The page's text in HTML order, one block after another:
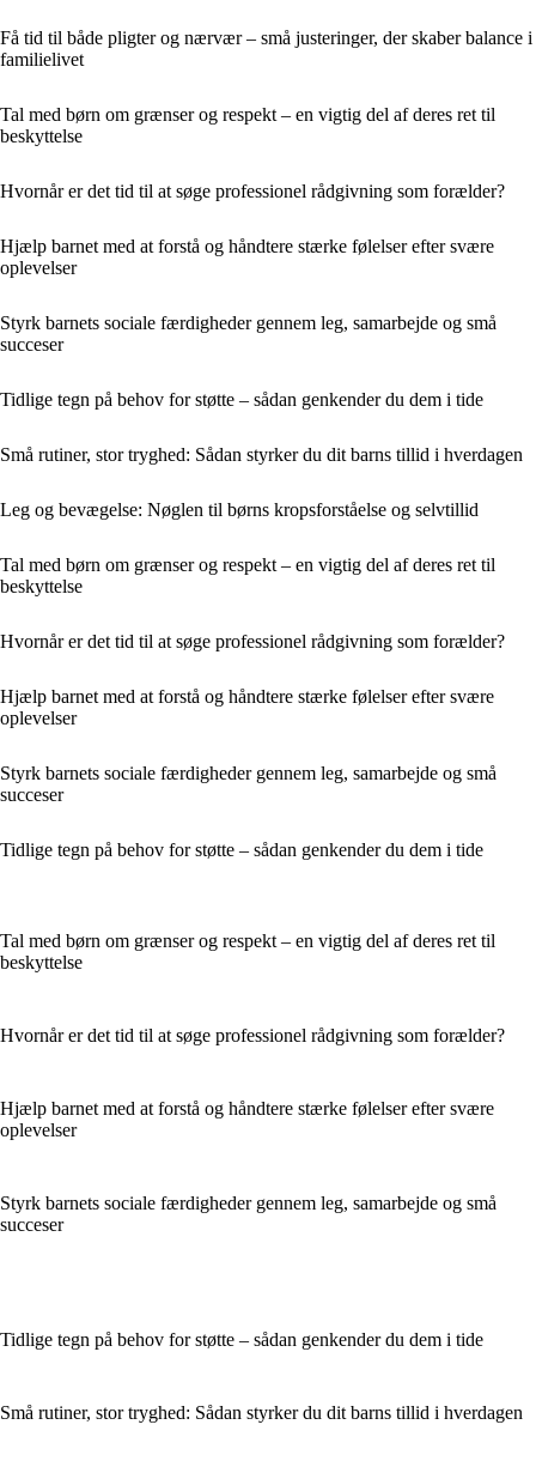
Få tid til både pligter og nærvær – små justeringer, der skaber balance i
familielivet
Tal med børn om grænser og respekt – en vigtig del af deres ret til
beskyttelse
Hvornår er det tid til at søge professionel rådgivning som forælder?
Hjælp barnet med at forstå og håndtere stærke følelser efter svære
oplevelser
Styrk barnets sociale færdigheder gennem leg, samarbejde og små
succeser
Tidlige tegn på behov for støtte – sådan genkender du dem i tide
Små rutiner, stor tryghed: Sådan styrker du dit barns tillid i hverdagen
Leg og bevægelse: Nøglen til børns kropsforståelse og selvtillid
Tal med børn om grænser og respekt – en vigtig del af deres ret til
beskyttelse
Hvornår er det tid til at søge professionel rådgivning som forælder?
Hjælp barnet med at forstå og håndtere stærke følelser efter svære
oplevelser
Styrk barnets sociale færdigheder gennem leg, samarbejde og små
succeser
Tidlige tegn på behov for støtte – sådan genkender du dem i tide
Tal med børn om grænser og respekt – en vigtig del af deres ret til
beskyttelse
Hvornår er det tid til at søge professionel rådgivning som forælder?
Hjælp barnet med at forstå og håndtere stærke følelser efter svære
oplevelser
Styrk barnets sociale færdigheder gennem leg, samarbejde og små
succeser
Tidlige tegn på behov for støtte – sådan genkender du dem i tide
Små rutiner, stor tryghed: Sådan styrker du dit barns tillid i hverdagen